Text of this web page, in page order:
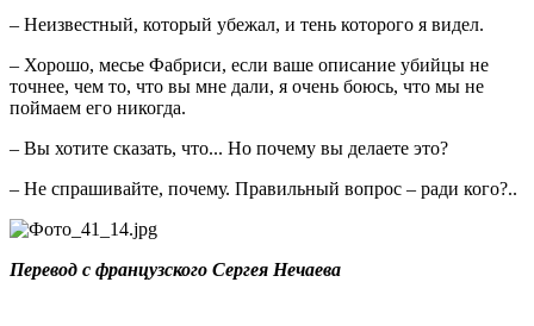
– Неизвестный, который убежал, и тень которого я видел.
– Хорошо, месье Фабриси, если ваше описание убийцы не
точнее, чем то, что вы мне дали, я очень боюсь, что мы не
поймаем его никогда.
– Вы хотите сказать, что... Но почему вы делаете это?
– Не спрашивайте, почему. Правильный вопрос – ради кого?..
Перевод с французского Сергея Нечаева